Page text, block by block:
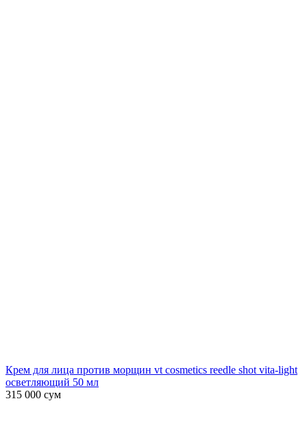
Крем для лица против морщин vt cosmetics reedle shot vita-light
осветляющий 50 мл
315 000 сум